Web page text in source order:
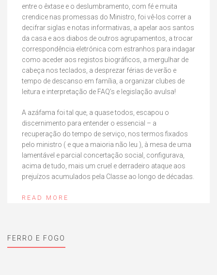
entre o êxtase e o deslumbramento, com fé e muita
crendice nas promessas do Ministro, foi vê-los correr a
decifrar siglas e notas informativas, a apelar aos santos
da casa e aos diabos de outros agrupamentos, a trocar
correspondência eletrónica com estranhos para indagar
como aceder aos registos biográficos, a mergulhar de
cabeça nos teclados, a desprezar férias de verão e
tempo de descanso em família, a organizar clubes de
leitura e interpretação de FAQ’s e legislação avulsa!
A azáfama foi tal que, a quase todos, escapou o
discernimento para entender o essencial – a
recuperação do tempo de serviço, nos termos fixados
pelo ministro ( e que a maioria não leu ), à mesa de uma
lamentável e parcial concertação social, configurava,
acima de tudo, mais um cruel e derradeiro ataque aos
prejuízos acumulados pela Classe ao longo de décadas.
READ MORE
FERRO E FOGO